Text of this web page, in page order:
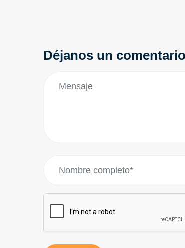
Déjanos un comentario